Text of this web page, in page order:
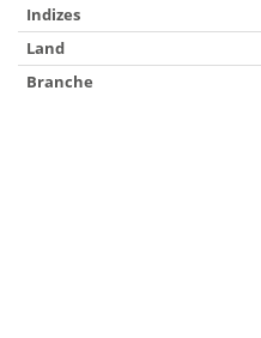
Indizes
Land
Branche